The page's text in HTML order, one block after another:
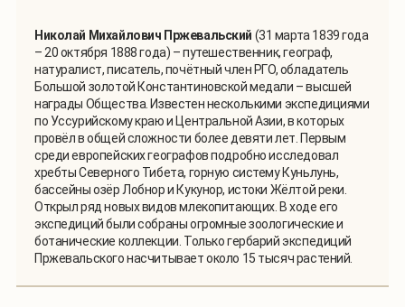
Николай Михайлович Пржевальский (31 марта 1839 года
– 20 октября 1888 года) – путешественник, географ,
натуралист, писатель, почётный член РГО, обладатель
Большой золотой Константиновской медали – высшей
награды Общества. Известен несколькими экспедициями
по Уссурийскому краю и Центральной Азии, в которых
провёл в общей сложности более девяти лет. Первым
среди европейских географов подробно исследовал
хребты Северного Тибета, горную систему Куньлунь,
бассейны озёр Лобнор и Кукунор, истоки Жёлтой реки.
Открыл ряд новых видов млекопитающих. В ходе его
экспедиций были собраны огромные зоологические и
ботанические коллекции. Только гербарий экспедиций
Пржевальского насчитывает около 15 тысяч растений.